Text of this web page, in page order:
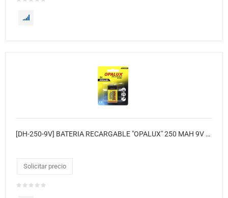
[DH-250-9V] BATERIA RECARGABLE "OPALUX" 250 MAH 9V N-MH. Medidas: Alto 1.6 x Ancho 2.6 x Largo 4.5 cm. EN BLISTER/ 12 BLISTER X CAJA.
Solicitar precio